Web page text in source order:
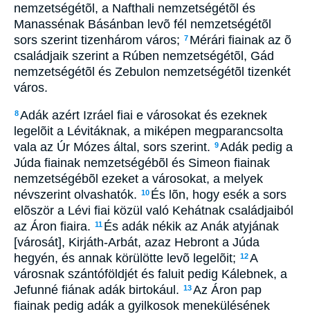
nemzetségétõl, a Nafthali nemzetségétõl és
Manassénak Básánban levõ fél nemzetségétõl
sors szerint tizenhárom város; 7 Mérári fiainak az õ
családjaik szerint a Rúben nemzetségétõl, Gád
nemzetségétõl és Zebulon nemzetségétõl tizenkét
város.
8Adák azért Izráel fiai e városokat és ezeknek
legelõit a Lévitáknak, a miképen megparancsolta
vala az Úr Mózes által, sors szerint. 9Adák pedig a
Júda fiainak nemzetségébõl és Simeon fiainak
nemzetségébõl ezeket a városokat, a melyek
névszerint olvashatók. 10 És lõn, hogy esék a sors
elõször a Lévi fiai közül való Kehátnak családjaiból
az Áron fiaira. 11 És adák nékik az Anák atyjának
[városát], Kirjáth-Arbát, azaz Hebront a Júda
hegyén, és annak körülötte levõ legelõit; 12A
városnak szántóföldjét és faluit pedig Kálebnek, a
Jefunné fiának adák birtokául. 13Az Áron pap
fiainak pedig adák a gyilkosok menekülésének